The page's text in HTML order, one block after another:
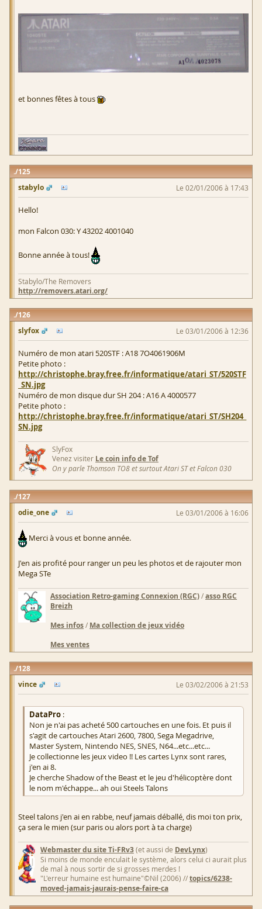
et bonnes fêtes à tous
125
stabylo
Le 02/01/2006 à 17:43
Hello!
mon Falcon 030: Y 43202 4001040
Bonne année à tous!
Stabylo/The Removers
http://removers.atari.org/
126
slyfox
Le 03/01/2006 à 12:36
Numéro de mon atari 520STF : A18 7O4061906M
Petite photo :
http://christophe.bray.free.fr/informatique/atari_ST/520STF
_SN.jpg
Numéro de mon disque dur SH 204 : A16 A 4000577
Petite photo :
http://christophe.bray.free.fr/informatique/atari_ST/SH204_
SN.jpg
SlyFox
Venez visiter Le coin info de Tof
On y parle Thomson TO8 et surtout Atari ST et Falcon 030
127
odie_one
Le 03/01/2006 à 16:06
Merci à vous et bonne année.
J'en ais profité pour ranger un peu les photos et de rajouter mon
Mega STe
Association Retro-gaming Connexion (RGC)/asso RGC
Breizh
Mes infos/ Ma collection de jeux vidéo
Mes ventes
128
vince
Le 03/02/2006 à 21:53
DataPro :
Non je n'ai pas acheté 500 cartouches en une fois. Et puis il
s'agit de cartouches Atari 2600, 7800, Sega Megadrive,
Master System, Nintendo NES, SNES, N64...etc...etc...
Je collectionne les jeux video !! Les cartes Lynx sont rares,
j'en ai 8.
Je cherche Shadow of the Beast et le jeu d'hélicoptère dont
le nom m'échappe... ah oui Steels Talons
Steel talons j'en ai en rabbe, neuf jamais déballé, dis moi ton prix,
ça sera le mien (sur paris ou alors port à ta charge)
Webmaster du site Ti-FRv3(et aussi de DevLynx)
Si moins de monde enculait le système, alors celui ci aurait plus
de mal à nous sortir de si grosses merdes !
"L'erreur humaine est humaine"©Nil (2006) //topics/6238-
moved-jamais-jaurais-pense-faire-ca